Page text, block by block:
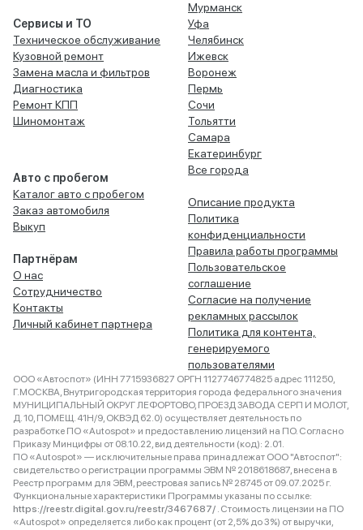
Сервисы и ТО
Техническое обслуживание
Кузовной ремонт
Замена масла и фильтров
Диагностика
Ремонт КПП
Шиномонтаж
Авто с пробегом
Каталог авто с пробегом
Заказ автомобиля
Выкуп
Партнёрам
О нас
Сотрудничество
Контакты
Личный кабинет партнера
Мурманск
Уфа
Челябинск
Ижевск
Воронеж
Пермь
Сочи
Тольятти
Самара
Екатеринбург
Все города
Описание продукта
Политика
конфиденциальности
Правила работы программы
Пользовательское
соглашение
Согласие на получение
рекламных рассылок
Политика для контента,
генерируемого
пользователями
ООО «Автоспот» (ИНН 7715936827 ОРГН 1127746774825 адрес 111250,
Г.МОСКВА, Внутригородская территория города федерального значения
МУНИЦИПАЛЬНЫЙ ОКРУГ ЛЕФОРТОВО, ПРОЕЗД ЗАВОДА СЕРП И МОЛОТ,
Д. 10, ПОМЕЩ. 41Н/9, ОКВЭД 62.0) осуществляет деятельность по
разработке ПО «Autospot» и предоставлению лицензий на ПО. Согласно
Приказу Минцифры от 08.10.22, вид деятельности (код): 2.01.
ПО «Autospot» — исключительные права принадлежат ООО "Автоспот":
свидетельство о регистрации программы ЭВМ № 2018618687, внесена в
Реестр программ для ЭВМ, реестровая запись № 28745 от 09.07.2025 г.
Функциональные характеристики Программы указаны по ссылке:
https://reestr.digital.gov.ru/reestr/3467687/ . Стоимость лицензии на ПО
«Autospot» определяется либо как процент (от 2,5% до 3%) от выручки,